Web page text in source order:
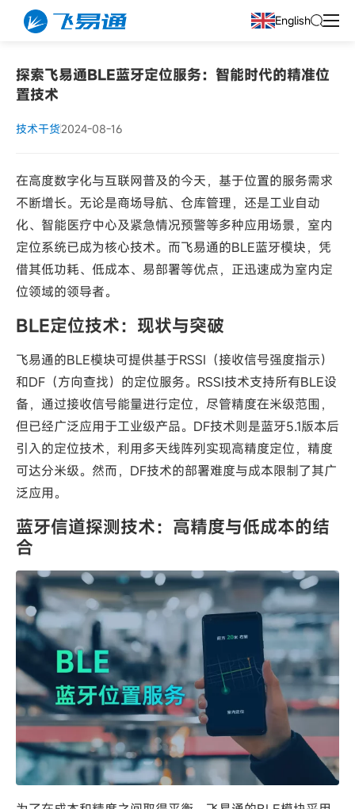
English
探索飞易通BLE蓝牙定位服务：智能时代的精准位
置技术
技术干货2024-08-16
在高度数字化与互联网普及的今天，基于位置的服务需求
不断增长。无论是商场导航、仓库管理，还是工业自动
化、智能医疗中心及紧急情况预警等多种应用场景，室内
定位系统已成为核心技术。而飞易通的BLE蓝牙模块，凭
借其低功耗、低成本、易部署等优点，正迅速成为室内定
位领域的领导者。
BLE定位技术：现状与突破
飞易通的BLE模块可提供基于RSSI（接收信号强度指示）
和DF（方向查找）的定位服务。RSSI技术支持所有BLE设
备，通过接收信号能量进行定位，尽管精度在米级范围，
但已经广泛应用于工业级产品。DF技术则是蓝牙5.1版本后
引入的定位技术，利用多天线阵列实现高精度定位，精度
可达分米级。然而，DF技术的部署难度与成本限制了其广
泛应用。
蓝牙信道探测技术：高精度与低成本的结
合